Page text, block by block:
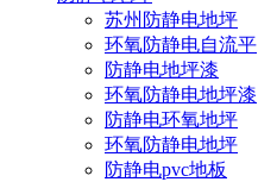
苏州防静电地坪
环氧防静电自流平
防静电地坪漆
环氧防静电地坪漆
防静电环氧地坪
环氧防静电地坪
防静电pvc地板